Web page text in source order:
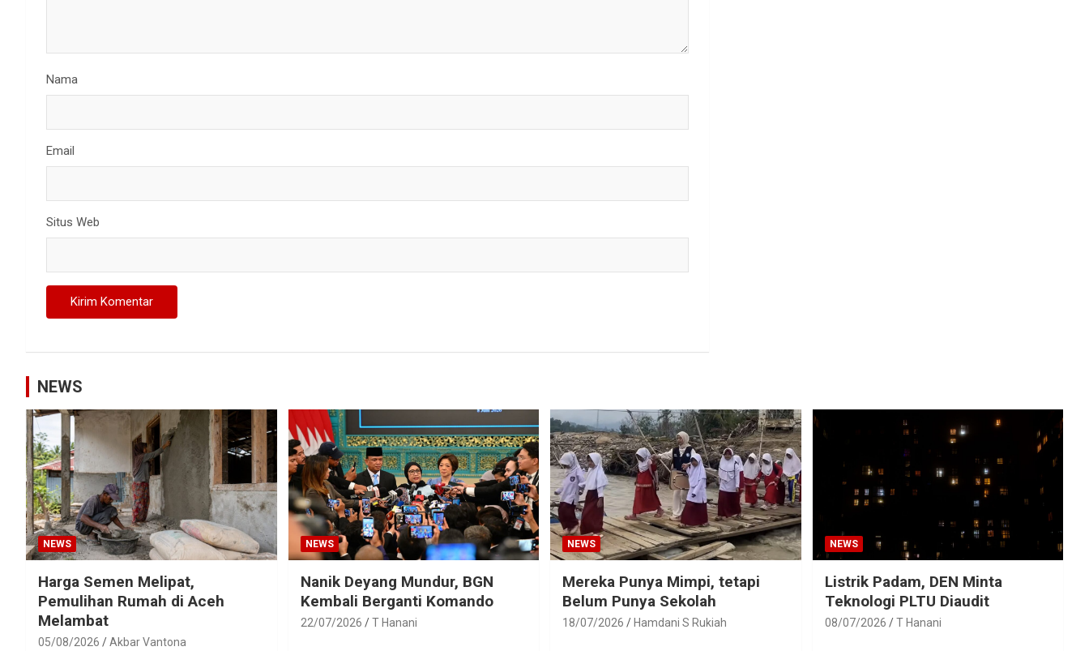
Nama
Email
Situs Web
NEWS
NEWS
Harga Semen Melipat,
Pemulihan Rumah di Aceh
Melambat
05/08/2026 Akbar Vantona
NEWS
Nanik Deyang Mundur, BGN
Kembali Berganti Komando
22/07/2026 T Hanani
NEWS
Mereka Punya Mimpi, tetapi
Belum Punya Sekolah
18/07/2026 Hamdani S Rukiah
NEWS
Listrik Padam, DEN Minta
Teknologi PLTU Diaudit
08/07/2026 T Hanani